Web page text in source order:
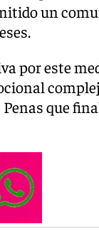
un
por este
Penas que